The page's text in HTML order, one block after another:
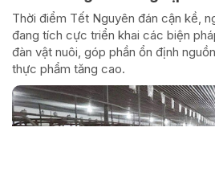
Thời điểm Tết Nguyên đán cận kề,
đang tích cực triển khai các biện
đàn vật nuôi, góp phần ổn định
thực phẩm tăng cao.